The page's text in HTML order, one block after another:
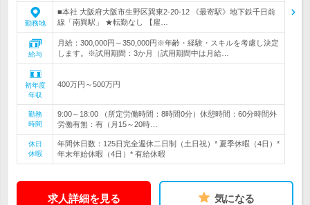
勤務地
■本社 大阪府大阪市生野区巽東2-20-12 《最寄駅》地下鉄千日前
線「南巽駅」 ★転勤なし 【雇…
給与
月給：300,000円～350,000円※年齢・経験・スキルを考慮し決定
します。※試用期間：3か月（試用期間中は月給…
初年度
年収
400万円～500万円
勤務
時間
9:00～18:00 （所定労働時間：8時間0分）休憩時間：60分時間外
労働有無：有（月15～20時…
休日
休暇
年間休日数：125日完全週休二日制（土日祝）* 夏季休暇（4日）*
年末年始休暇（4日）* 有給休暇
求人詳細を見る 気になる